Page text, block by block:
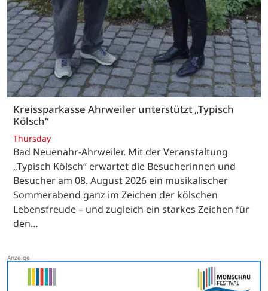
Kreissparkasse Ahrweiler unterstützt „Typisch
Kölsch“
Thursday
Bad Neuenahr-Ahrweiler. Mit der Veranstaltung
„Typisch Kölsch“ erwartet die Besucherinnen und
Besucher am 08. August 2026 ein musikalischer
Sommerabend ganz im Zeichen der kölschen
Lebensfreude – und zugleich ein starkes Zeichen für
den…